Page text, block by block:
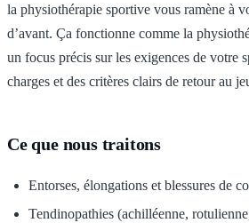
la physiothérapie sportive vous ramène à
d’avant. Ça fonctionne comme la
un focus précis sur les exigences de votre
charges et des critères clairs de retour au
Ce que nous traitons
Entorses, élongations et blessures de
Tendinopathies (achilléenne,